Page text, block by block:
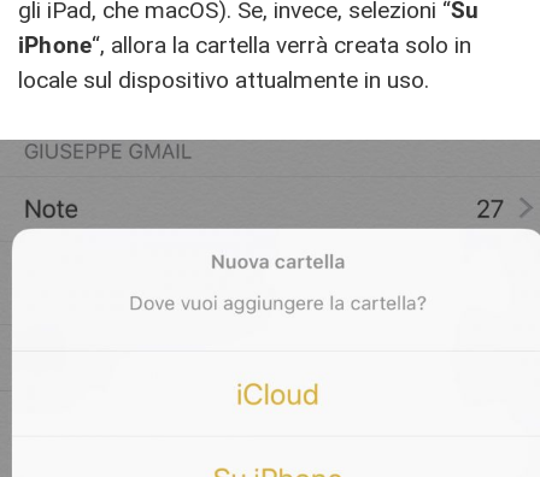
gli iPad, che macOS). Se, invece, selezioni “Su
iPhone“, allora la cartella verrà creata solo in
locale sul dispositivo attualmente in uso.